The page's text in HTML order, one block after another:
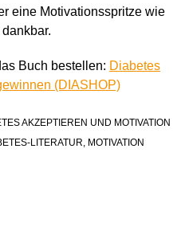
eine Motivationsspritze wie
Buch bestellen: Diabetes
(DIASHOP)
AKZEPTIEREN UND MOTIVATION
LITERATUR, MOTIVATION